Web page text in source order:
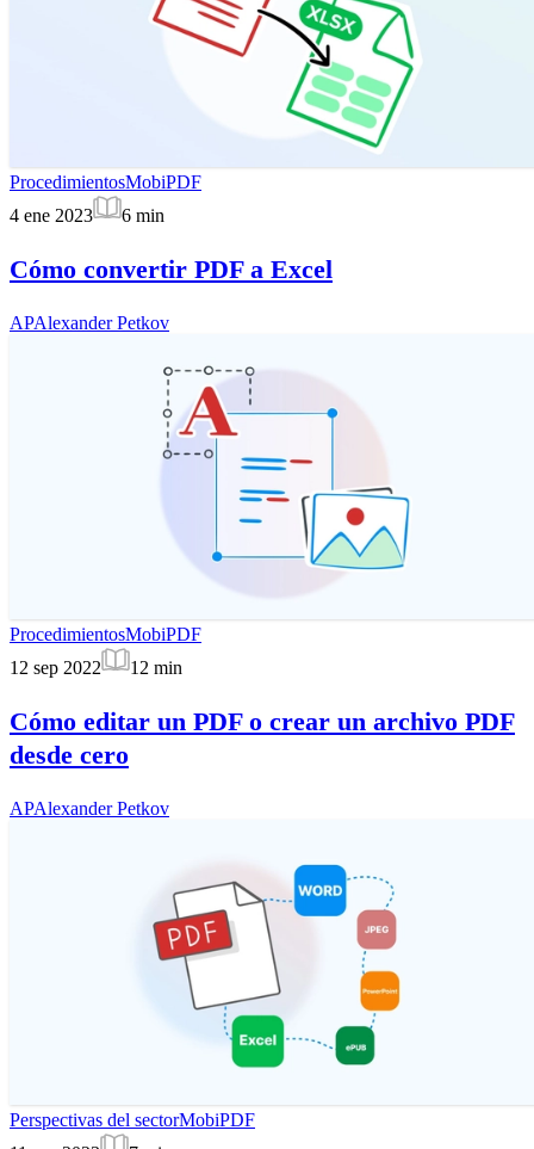
ProcedimientosMobiPDF
4 ene 2023
6 min
Cómo convertir PDF a Excel
APAlexander Petkov
ProcedimientosMobiPDF
12 sep 2022
12 min
Cómo editar un PDF o crear un archivo PDF
desde cero
APAlexander Petkov
Perspectivas del sectorMobiPDF